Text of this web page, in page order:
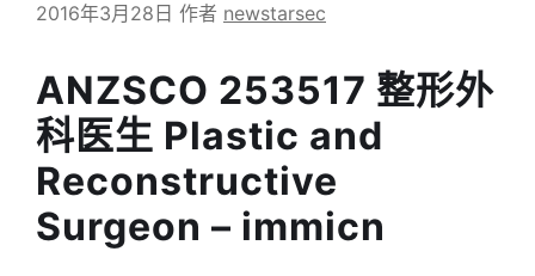
2016年3月28日 作者 newstarsec
ANZSCO 253517 整形外
科医生 Plastic and
Reconstructive
Surgeon – immicn